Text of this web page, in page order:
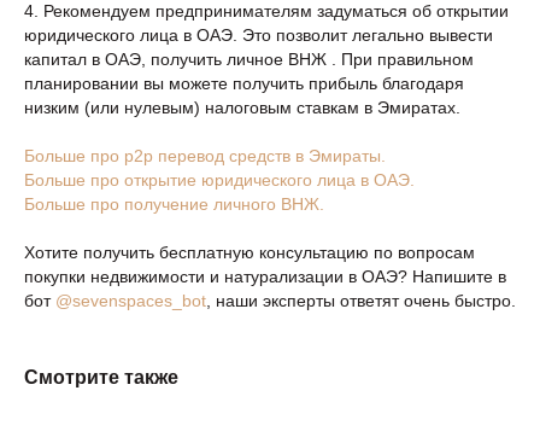
4. Рекомендуем предпринимателям задуматься об открытии
юридического лица в ОАЭ. Это позволит легально вывести
капитал в ОАЭ, получить личное ВНЖ . При правильном
планировании вы можете получить прибыль благодаря
низким (или нулевым) налоговым ставкам в Эмиратах.
Больше про p2p перевод средств в Эмираты.
Больше про открытие юридического лица в ОАЭ.
Больше про получение личного ВНЖ.
Хотите получить бесплатную консультацию по вопросам
покупки недвижимости и натурализации в ОАЭ? Напишите в
бот @sevenspaces_bot , наши эксперты ответят очень быстро.
Смотрите также